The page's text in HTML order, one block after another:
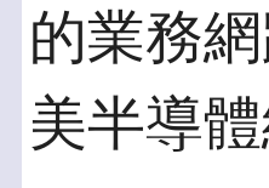
的業務
美半導